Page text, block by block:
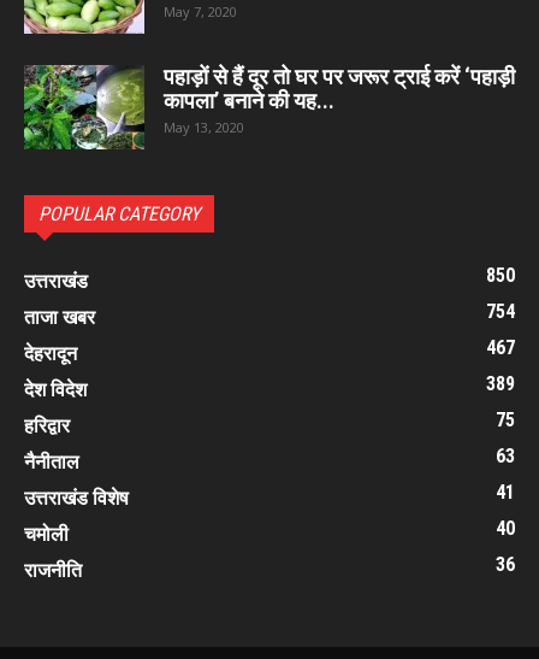
May 7, 2020
पहाड़ों से हैं दूर तो घर पर जरूर ट्राई करें ‘पहाड़ी
कापला’ बनाने की यह...
May 13, 2020
POPULAR CATEGORY
उत्तराखंड
850
ताजा खबर
754
देहरादून
467
देश विदेश
389
हरिद्वार
75
नैनीताल
63
उत्तराखंड विशेष
41
चमोली
40
राजनीति
36